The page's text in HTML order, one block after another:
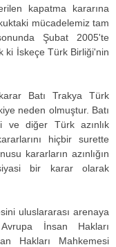
kapatma kararına
mücadelemiz tam
Şubat 2005'te
ki İskeçe Türk Birliği'nin
Batı Trakya Türk
neden olmuştur. Batı
ve diğer Türk azınlık
hiçbir surette
kararların azınlığın
bir karar olarak
uluslararası arenaya
İnsan Hakları
Hakları Mahkemesi